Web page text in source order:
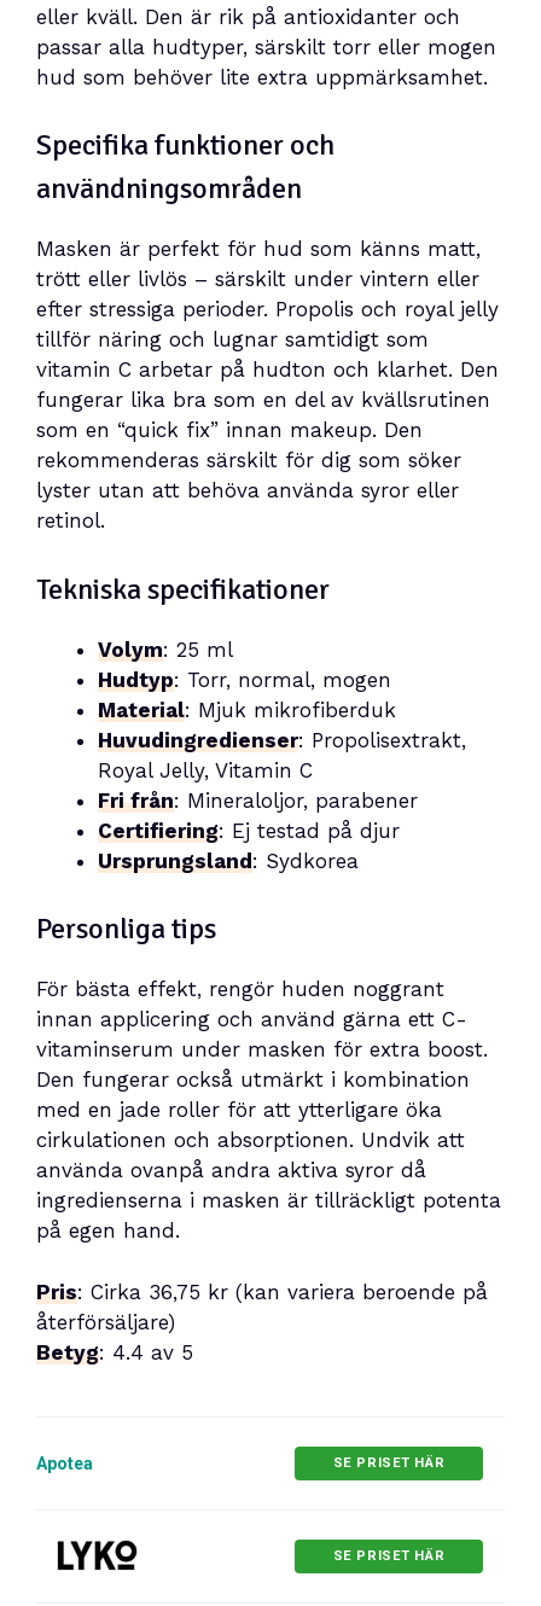
eller kväll. Den är rik på antioxidanter och
passar alla hudtyper, särskilt torr eller mogen
hud som behöver lite extra uppmärksamhet.
Specifika funktioner och
användningsområden
Masken är perfekt för hud som känns matt,
trött eller livlös – särskilt under vintern eller
efter stressiga perioder. Propolis och royal jelly
tillför näring och lugnar samtidigt som
vitamin C arbetar på hudton och klarhet. Den
fungerar lika bra som en del av kvällsrutinen
som en “quick fix” innan makeup. Den
rekommenderas särskilt för dig som söker
lyster utan att behöva använda syror eller
retinol.
Tekniska specifikationer
Volym: 25 ml
Hudtyp: Torr, normal, mogen
Material: Mjuk mikrofiberduk
Huvudingredienser: Propolisextrakt,
Royal Jelly, Vitamin C
Fri från: Mineraloljor, parabener
Certifiering: Ej testad på djur
Ursprungsland: Sydkorea
Personliga tips
För bästa effekt, rengör huden noggrant
innan applicering och använd gärna ett C-
vitaminserum under masken för extra boost.
Den fungerar också utmärkt i kombination
med en jade roller för att ytterligare öka
cirkulationen och absorptionen. Undvik att
använda ovanpå andra aktiva syror då
ingredienserna i masken är tillräckligt potenta
på egen hand.
Pris: Cirka 36,75 kr (kan variera beroende på
återförsäljare)
Betyg: 4.4 av 5
Apotea SE PRISET HÄR
SE PRISET HÄR